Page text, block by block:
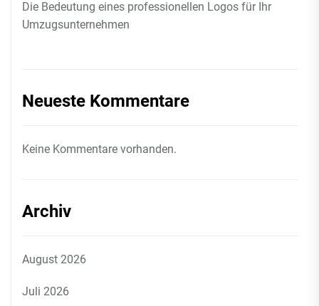
Die Bedeutung eines professionellen Logos für Ihr
Umzugsunternehmen
Neueste Kommentare
Keine Kommentare vorhanden.
Archiv
August 2026
Juli 2026